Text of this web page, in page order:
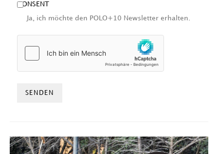
CONSENT
Ja, ich möchte den POLO+10 Newsletter erhalten.